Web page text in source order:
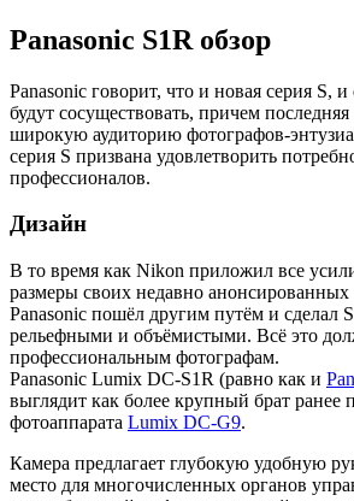
Panasonic S1R обзор
Panasonic говорит, что и новая серия S,
будут сосуществовать, причем
широкую аудиторию фотографов-
серия S призвана удовлетворить
профессионалов.
Дизайн
В то время как Nikon приложил все
размеры своих недавно анонсированных
Panasonic пошёл другим путём и сделал
рельефными и объёмистыми. Всё это
профессиональным фотографам.
Panasonic Lumix DC-S1R (равно как и
выглядит как более крупный брат ранее
фотоаппарата Lumix DC-G9.
Камера предлагает глубокую удобную
место для многочисленных органов